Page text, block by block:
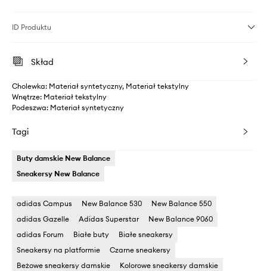
ID Produktu
Skład
Cholewka: Materiał syntetyczny, Materiał tekstylny
Wnętrze: Materiał tekstylny
Podeszwa: Materiał syntetyczny
Tagi
Buty damskie New Balance
Sneakersy New Balance
adidas Campus New Balance 530
New Balance 550
adidas Gazelle
Adidas Superstar
New Balance 9060
adidas Forum
Białe buty
Białe sneakersy
Sneakersy na platformie
Czarne sneakersy
Beżowe sneakersy damskie
Kolorowe sneakersy damskie